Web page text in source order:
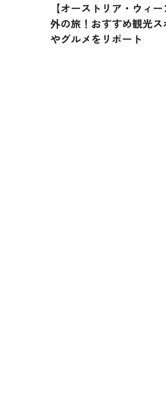
【オーストリア・ウィ
外の旅！おすすめ観光ス
やグルメをリポート